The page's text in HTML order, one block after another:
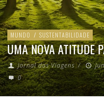
MUNDO / SUSTENTABILIDADE
UMA NOVA ATITUDE
Jornal das Viagens /
0